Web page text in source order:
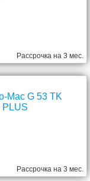
Рассрочка на 3 мес.
Mac G 53 TK
PLUS
Рассрочка на 3 мес.